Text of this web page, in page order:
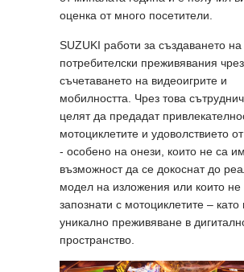
оценка от много посетители.
SUZUKI работи за създаването на
потребителски преживявания чрез
съчетаването на видеоигрите и
мобилността. Чрез това
целят да предадат
мотоциклетите и удоволствието
- особено на онези, които не са
възможност да се докоснат до
модел на изложения или които не
запознати с мотоциклетите –
уникално преживяване в
пространство.